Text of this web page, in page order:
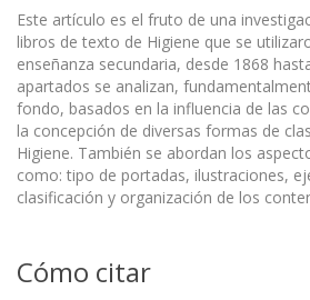
Este artículo es el fruto de una
libros de texto de Higiene que se
enseñanza secundaria, desde 1868
apartados se analizan,
fondo, basados en la influencia de las
la concepción de diversas formas de
Higiene. También se abordan los
como: tipo de portadas, ilustraciones,
clasificación y organización de los
Cómo citar